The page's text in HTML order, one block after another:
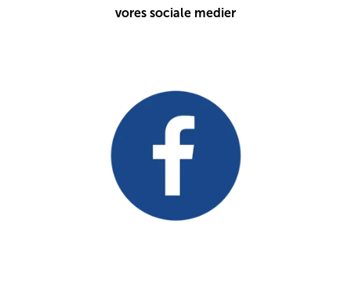
vores sociale medier